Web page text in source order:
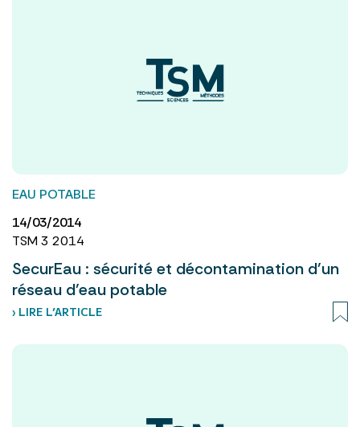
EAU POTABLE
14/03/2014
TSM 3 2014
SecurEau : sécurité et décontamination d’un
réseau d’eau potable
› LIRE L’ARTICLE